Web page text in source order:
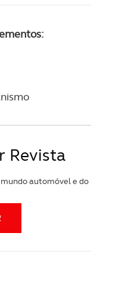
Revista
mundo automóvel e do